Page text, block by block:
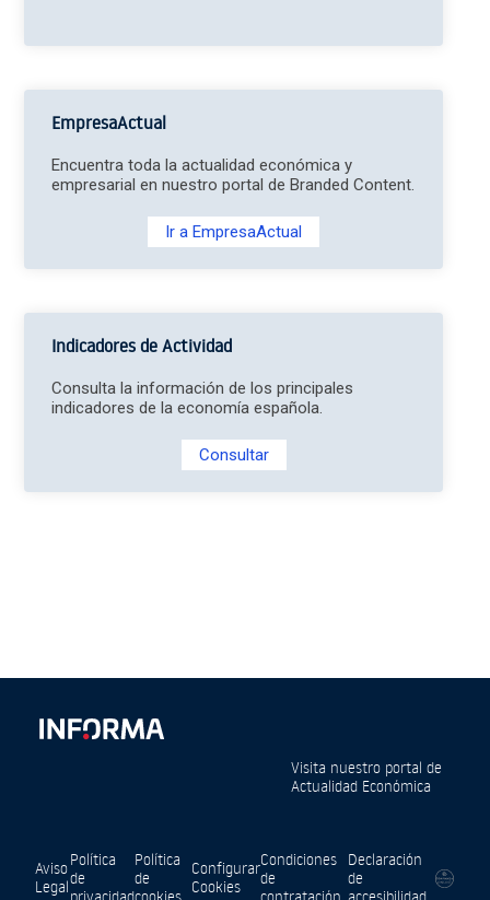
EmpresaActual
Encuentra toda la actualidad económica y
empresarial en nuestro portal de Branded Content.
Ir a EmpresaActual
Indicadores de Actividad
Consulta la información de los principales
indicadores de la economía española.
Consultar
Visita nuestro portal de
Actualidad Económica
Aviso
Legal
Política
de
privacidad
Política
de
cookies
Configurar
Cookies
Condiciones
de
contratación
Declaración
de
accesibilidad